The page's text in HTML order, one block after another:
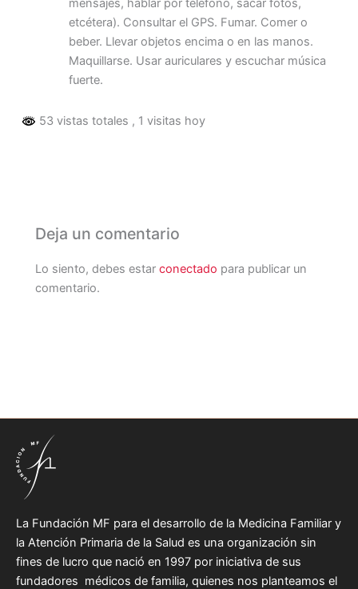
mensajes, hablar por teléfono, sacar fotos,
etcétera). Consultar el GPS. Fumar. Comer o
beber. Llevar objetos encima o en las manos.
Maquillarse. Usar auriculares y escuchar música
fuerte.
53 vistas totales , 1 visitas hoy
Deja un comentario
Lo siento, debes estarconectado para publicar un
comentario.
La Fundación MF para el desarrollo de la Medicina Familiar y
la Atención Primaria de la Salud es una organización sin
fines de lucro que nació en 1997 por iniciativa de sus
fundadores médicos de familia, quienes nos planteamos el